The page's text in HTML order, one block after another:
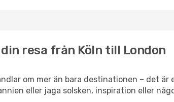
resa från Köln till London
om mer än bara destinationen – det
eller jaga solsken, inspiration eller